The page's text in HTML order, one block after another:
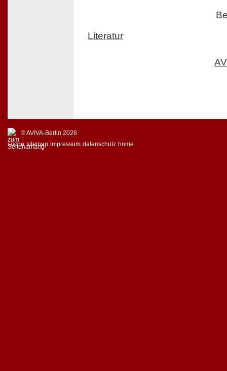
Literatur
© AVIVA-Berlin 2026
suche sitemap impressum datenschutz home